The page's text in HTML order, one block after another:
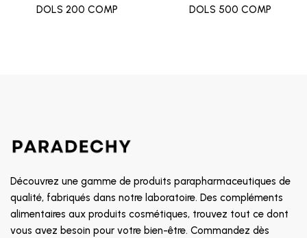
DOLS 200 COMP DOLS 500 COMP
Découvrez une gamme de produits parapharmaceutiques de
qualité, fabriqués dans notre laboratoire. Des compléments
alimentaires aux produits cosmétiques, trouvez tout ce dont
vous avez besoin pour votre bien-être. Commandez dès